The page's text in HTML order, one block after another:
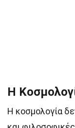
Η
Η κοσμολογία